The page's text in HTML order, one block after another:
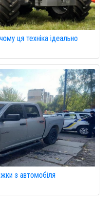
ця техніка ідеально
з автомобіля